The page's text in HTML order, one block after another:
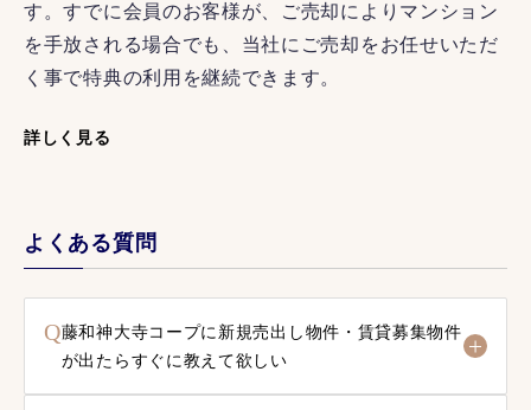
す。すでに会員のお客様が、ご売却によりマンション
を手放される場合でも、当社にご売却をお任せいただ
く事で特典の利用を継続できます。
詳しく見る
よくある質問
Q藤和神大寺コープに新規売出し物件・賃貸募集物件
が出たらすぐに教えて欲しい